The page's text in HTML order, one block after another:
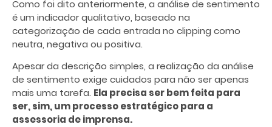
Como foi dito anteriormente, a análise de sentimento
é um indicador qualitativo, baseado na
categorização de cada entrada no clipping como
neutra, negativa ou positiva.
Apesar da descrição simples, a realização da análise
de sentimento exige cuidados para não ser apenas
mais uma tarefa. Ela precisa ser bem feita para
ser, sim, um processo estratégico para a
assessoria de imprensa.